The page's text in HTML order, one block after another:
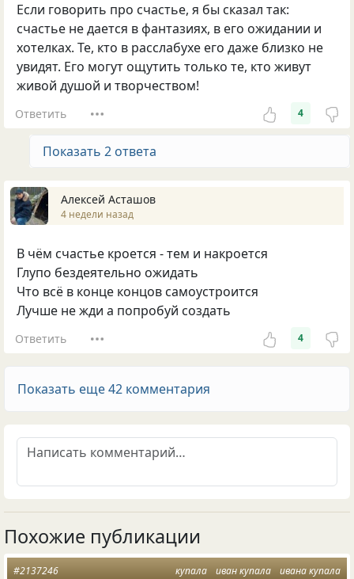
Если говорить про счастье, я бы сказал так:
счастье не дается в фантазиях, в его ожидании и
хотелках. Те, кто в расслабухе его даже близко не
увидят. Его могут ощутить только те, кто живут
живой душой и творчеством!
Ответить 4
Показать 2 ответа
Алексей Асташов
4 недели назад
В чём счастье кроется - тем и накроется
Глупо бездеятельно ожидать
Что всё в конце концов самоустроится
Лучше не жди а попробуй создать
Ответить 4
Показать еще 42 комментария
Похожие публикации
купала иван купала ивана купала
#2137246